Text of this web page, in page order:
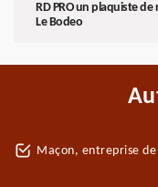
RD PRO un plaquiste
Le Bodeo
Maçon, entreprise